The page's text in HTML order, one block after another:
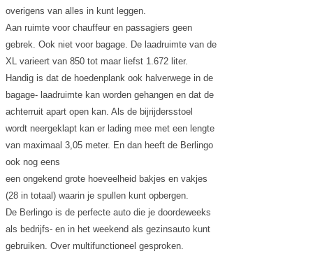
overigens van alles in kunt leggen.
Aan ruimte voor chauffeur en passagiers geen
gebrek. Ook niet voor bagage. De laadruimte van de
XL varieert van 850 tot maar liefst 1.672 liter.
Handig is dat de hoedenplank ook halverwege in de
bagage- laadruimte kan worden gehangen en dat de
achterruit apart open kan. Als de bijrijdersstoel
wordt neergeklapt kan er lading mee met een lengte
van maximaal 3,05 meter. En dan heeft de Berlingo
ook nog eens
een ongekend grote hoeveelheid bakjes en vakjes
(28 in totaal) waarin je spullen kunt opbergen.
De Berlingo is de perfecte auto die je doordeweeks
als bedrijfs- en in het weekend als gezinsauto kunt
gebruiken. Over multifunctioneel gesproken.